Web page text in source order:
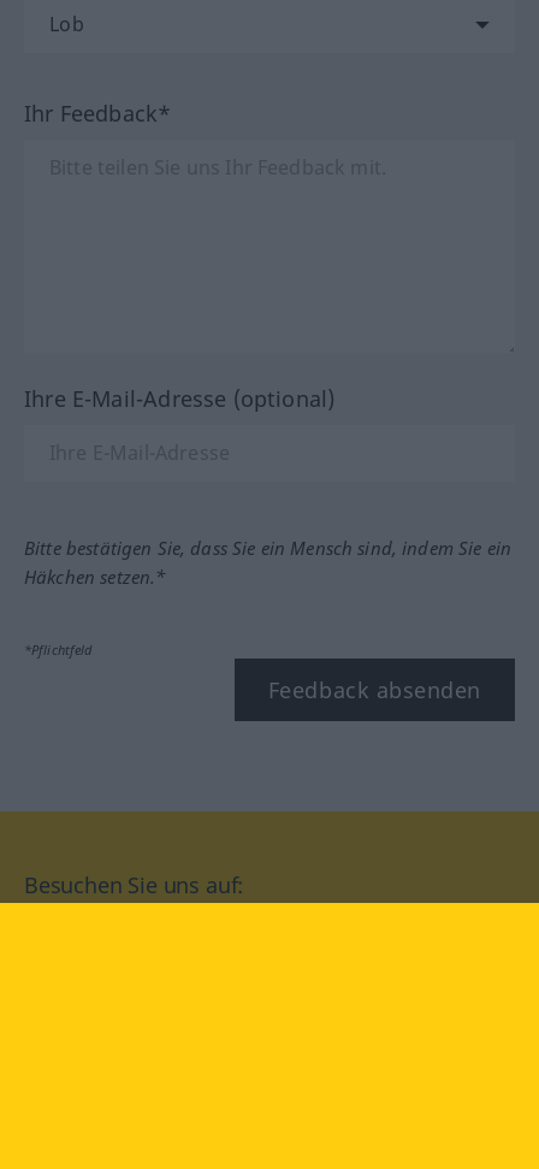
Ihr Feedback*
Ihre E-Mail-Adresse (optional)
Bitte bestätigen Sie, dass Sie ein Mensch sind, indem Sie ein
Häkchen setzen.*
*Pflichtfeld
Feedback absenden
Besuchen Sie uns auf: